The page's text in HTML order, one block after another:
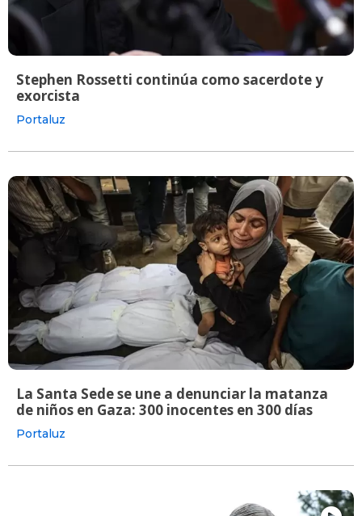
Stephen Rossetti continúa como sacerdote y
exorcista
Portaluz
La Santa Sede se une a denunciar la matanza
de niños en Gaza: 300 inocentes en 300 días
Portaluz